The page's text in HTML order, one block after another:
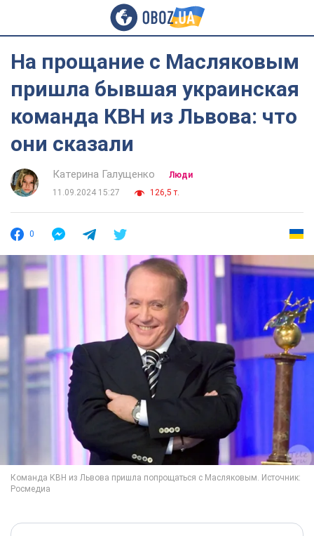
На прощание с Масляковым
пришла бывшая украинская
команда КВН из Львова: что
они сказали
Катерина Галущенко
Люди
11.09.2024 15:27
126,5 т.
0